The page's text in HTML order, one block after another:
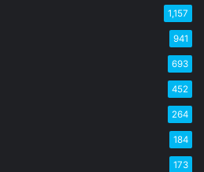
1,157
941
693
452
264
184
173